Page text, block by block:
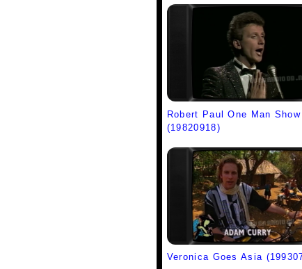
Robert Paul One Man Show
(19820918)
Veronica Goes Asia